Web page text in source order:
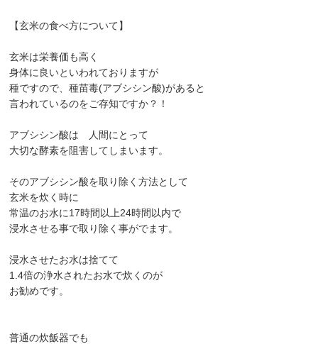
【玄米の食べ方について】
玄米は栄養価も高く
身体に良いといわれておりますが
種ですので、種苗毒(アブシシン酸)があると
言われているのをご存知ですか？！
アブシシン酸は 人間にとって
大切な酵素を阻害してしまいます。
そのアブシシン酸を取り除く方法として
玄米を炊く時に
常温のお水に17時間以上24時間以内で
浸水させる事で取り除く事がでます。
浸水させたお水は捨てて
1.4倍の浄水されたお水で炊くのが
お勧めです。
普通の炊飯器でも